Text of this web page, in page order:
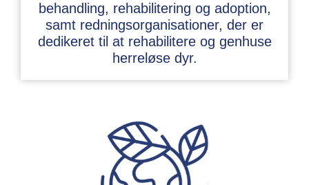
behandling, rehabilitering og adoption,
samt redningsorganisationer, der er
dedikeret til at rehabilitere og genhuse
herreløse dyr.